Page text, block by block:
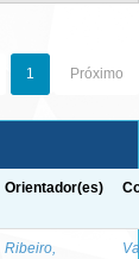
1 Próximo
Orientador(es)
Ribeiro,